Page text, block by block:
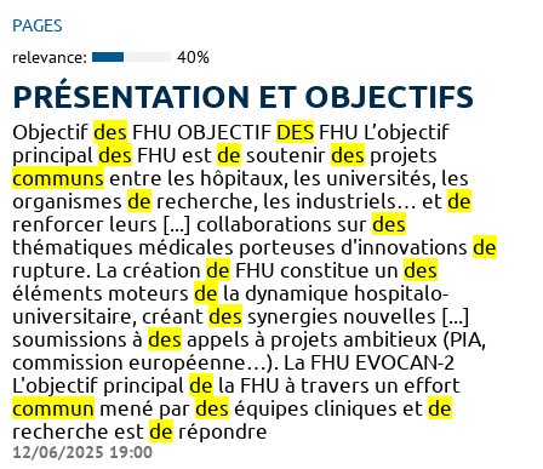
PAGES
relevance: 40%
PRÉSENTATION ET OBJECTIFS
Objectif des FHU OBJECTIF DES FHU L’objectif
principal des FHU est de soutenir des projets
communs entre les hôpitaux, les universités, les
organismes de recherche, les industriels… et de
renforcer leurs [...] collaborations sur des
thématiques médicales porteuses d'innovations de
rupture. La création de FHU constitue un des
éléments moteurs de la dynamique hospitalo-
universitaire, créant des synergies nouvelles [...]
soumissions à des appels à projets ambitieux (PIA,
commission européenne…). La FHU EVOCAN-2
L'objectif principal de la FHU à travers un effort
commun mené par des équipes cliniques et de
recherche est de répondre
12/06/2025 19:00